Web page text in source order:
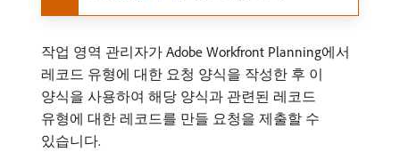
작업 영역 관리자가 Adobe Workfront Planning에서
레코드 유형에 대한 요청 양식을 작성한 후 이
양식을 사용하여 해당 양식과 관련된 레코드
유형에 대한 레코드를 만들 요청을 제출할 수
있습니다.